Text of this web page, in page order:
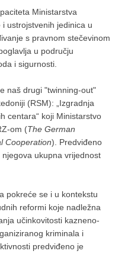
Ministarstva
ustrojstvenih jedinica u
s pravnom stečevinom
u području
i sigurnosti.
naš drugi "twinning-out"
(RSM): „Izgradnja
centara“ koji Ministarstvo
om (The German
Cooperation). Predviđeno
ukupna vrijednost
pokreće se i u kontekstu
reformi koje nadležna
učinkovitosti kazneno-
kriminala i
predviđeno je